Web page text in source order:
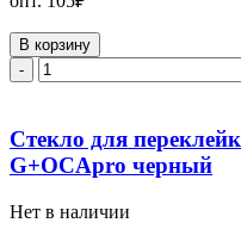
В корзину
-
Стекло для
G+OCApro черный
Нет в наличии